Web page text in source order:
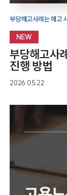
부당해고사례는 해고
살펴보겠습니다.
NEW
부당해고사
진행 방법
2026.05.22